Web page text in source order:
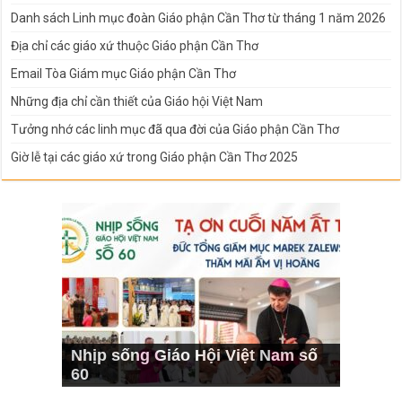
Danh sách Linh mục đoàn Giáo phận Cần Thơ từ tháng 1 năm 2026
Địa chỉ các giáo xứ thuộc Giáo phận Cần Thơ
Email Tòa Giám mục Giáo phận Cần Thơ
Những địa chỉ cần thiết của Giáo hội Việt Nam
Tưởng nhớ các linh mục đã qua đời của Giáo phận Cần Thơ
Giờ lễ tại các giáo xứ trong Giáo phận Cần Thơ 2025
Nhịp sống Giáo Hội Việt Nam số
60